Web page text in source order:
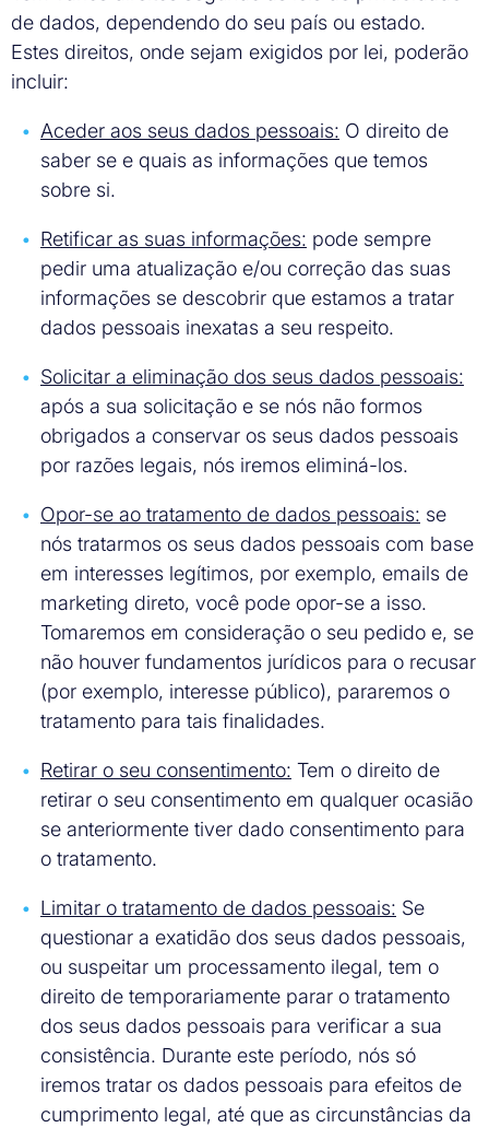
de dados, dependendo do seu país ou estado.
Estes direitos, onde sejam exigidos por lei, poderão
incluir:
Aceder aos seus dados pessoais: O direito de
saber se e quais as informações que temos
sobre si.
Retificar as suas informações: pode sempre
pedir uma atualização e/ou correção das suas
informações se descobrir que estamos a tratar
dados pessoais inexatas a seu respeito.
Solicitar a eliminação dos seus dados pessoais:
após a sua solicitação e se nós não formos
obrigados a conservar os seus dados pessoais
por razões legais, nós iremos eliminá-los.
Opor-se ao tratamento de dados pessoais: se
nós tratarmos os seus dados pessoais com base
em interesses legítimos, por exemplo, emails de
marketing direto, você pode opor-se a isso.
Tomaremos em consideração o seu pedido e, se
não houver fundamentos jurídicos para o recusar
(por exemplo, interesse público), pararemos o
tratamento para tais finalidades.
Retirar o seu consentimento: Tem o direito de
retirar o seu consentimento em qualquer ocasião
se anteriormente tiver dado consentimento para
o tratamento.
Limitar o tratamento de dados pessoais: Se
questionar a exatidão dos seus dados pessoais,
ou suspeitar um processamento ilegal, tem o
direito de temporariamente parar o tratamento
dos seus dados pessoais para verificar a sua
consistência. Durante este período, nós só
iremos tratar os dados pessoais para efeitos de
cumprimento legal, até que as circunstâncias da